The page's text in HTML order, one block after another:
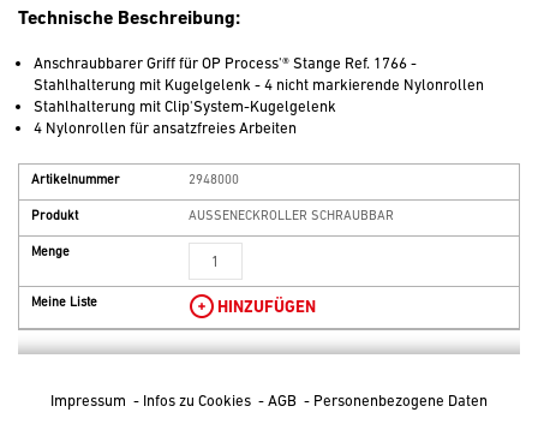
Technische Beschreibung:
Anschraubbarer Griff für OP Process'® Stange Ref. 1766 -
Stahlhalterung mit Kugelgelenk - 4 nicht markierende Nylonrollen
Stahlhalterung mit Clip'System-Kugelgelenk
4 Nylonrollen für ansatzfreies Arbeiten
Artikelnummer 2948000
Produkt AUSSENECKROLLER SCHRAUBBAR
Menge
Meine Liste HINZUFÜGEN
Impressum - Infos zu Cookies - AGB - Personenbezogene Daten